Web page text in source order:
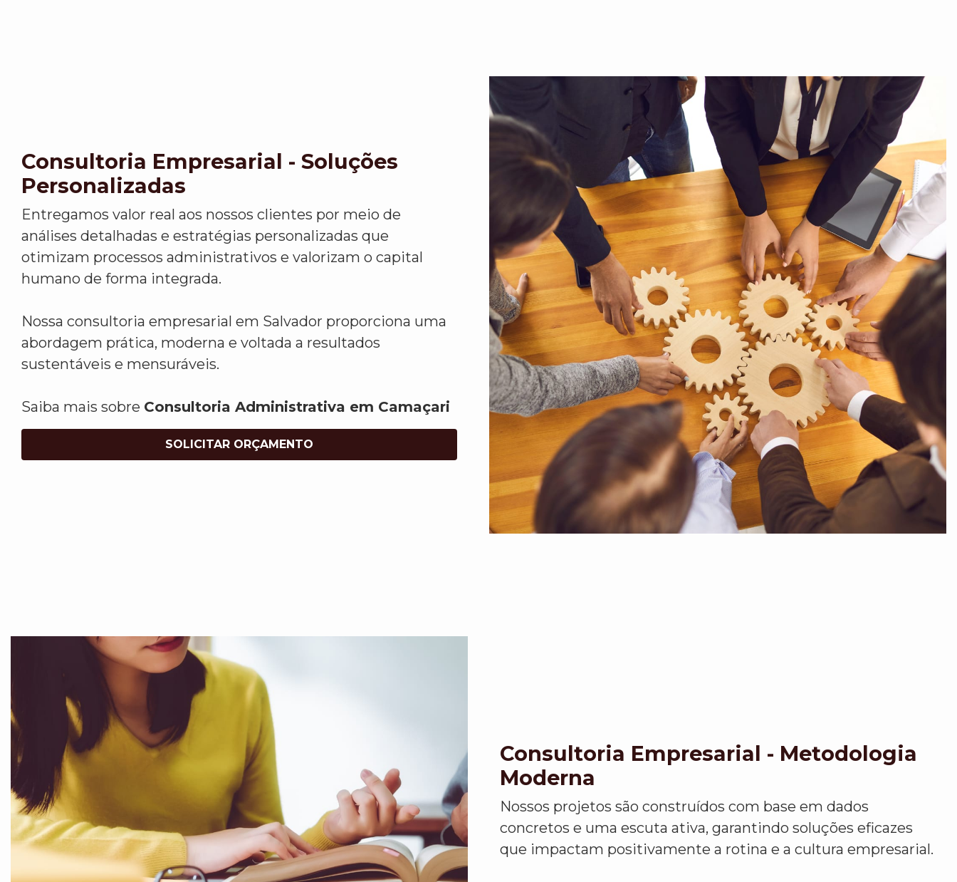
Consultoria Empresarial - Soluções
Personalizadas
Entregamos valor real aos nossos clientes por meio de
análises detalhadas e estratégias personalizadas que
otimizam processos administrativos e valorizam o capital
humano de forma integrada.
Nossa consultoria empresarial em Salvador proporciona uma
abordagem prática, moderna e voltada a resultados
sustentáveis e mensuráveis.
Saiba mais sobre Consultoria Administrativa em Camaçari
SOLICITAR ORÇAMENTO
Consultoria Empresarial - Metodologia
Moderna
Nossos projetos são construídos com base em dados
concretos e uma escuta ativa, garantindo soluções eficazes
que impactam positivamente a rotina e a cultura empresarial.